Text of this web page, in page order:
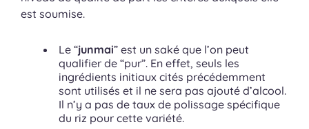
est soumise.
Le “junmai” est un saké que l’on peut
qualifier de “pur”. En effet, seuls les
ingrédients initiaux cités précédemment
sont utilisés et il ne sera pas ajouté d’alcool.
Il n’y a pas de taux de polissage spécifique
du riz pour cette variété.